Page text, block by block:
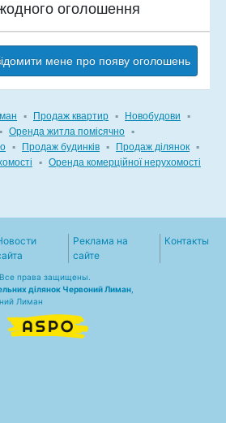
оголошення
мене про появу оголошень
▪ Продаж квартир ▪ Новобудови
▪
▪ Оренда житла помісячно ▪
▪ Продаж будинків ▪ Продаж ділянок ▪
▪ Оренда комерційної нерухомості
Реклама на
сайте
Контакты
права защищены.
ділянок Червоний Лиман
Лиман